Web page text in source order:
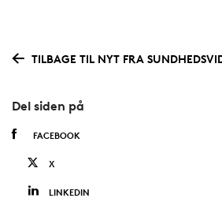
TILBAGE TIL NYT FRA
Del siden på
FACEBOOK
X
LINKEDIN